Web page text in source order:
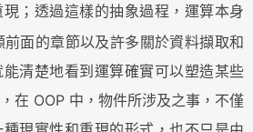
；透過這樣的抽象過程，運算本身
前面的章節以及許多關於資料擷取和
清楚地看到運算確實可以塑造某些
在 OOP 中，物件所涉及之事，不僅